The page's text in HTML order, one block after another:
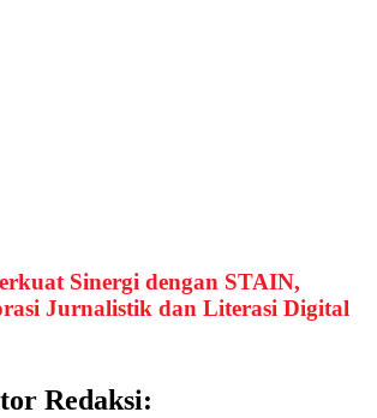
Sinergi dengan STAIN,
Jurnalistik dan Literasi Digital
Redaksi: